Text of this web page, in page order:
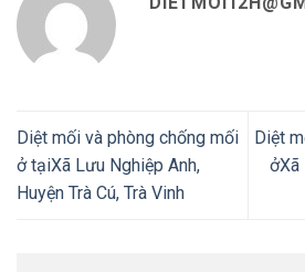
Diệt mối và phòng chống mối
ở tạiXã Lưu Nghiệp Anh,
Huyện Trà Cú, Trà Vinh
Diệt
ởXã